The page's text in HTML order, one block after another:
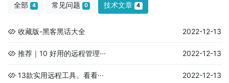
全部 4 常见问题 0 技术文章 4
收藏版-黑客黑话大全 2022-12-13
推荐｜10 好用的远程管理··· 2022-12-13
13款实用远程工具。看看··· 2022-12-13